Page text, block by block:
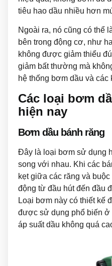
tiêu hao dầu nhiều hơn
Ngoài ra, nó cũng có thể
bên trong động cơ, như
không được giảm thiểu
giảm bất thường mà
hệ thống bơm dầu và các
Các loại bơm
hiện nay
Bơm dầu bánh răng
Đây là loại bơm sử dụng
song với nhau. Khi các
kẹt giữa các răng và
động từ đầu hút đến đầu
Loại bơm này có thiết kế
được sử dụng phổ biến ở
áp suất dầu không quá